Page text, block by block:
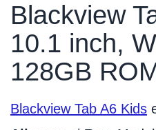
Blackview
10.1 inch,
128GB
Blackview Tab A6 Kids